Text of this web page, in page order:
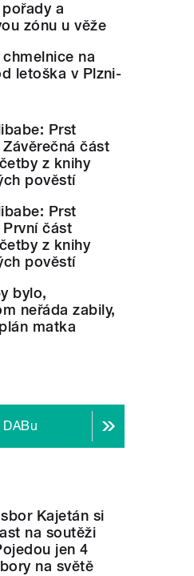
a
zónu u věže
na
letoška v Plzni-
Prst
část
z knihy
pověstí
Prst
část
z knihy
pověstí
bylo,
neřáda zabily,
matka
Kajetán si
na soutěži
jen 4
na světě